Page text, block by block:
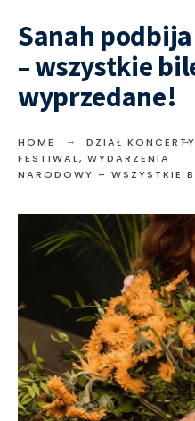
Sanah
– wszystkie
wyprzedane!
HOME DZIAŁ KONCERTY
FESTIWAL, WYDARZENIA
NARODOWY – WSZYSTKIE